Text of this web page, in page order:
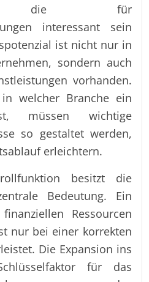
die für
interessant sein
ist nicht nur in
sondern auch
vorhanden.
welcher Branche ein
müssen wichtige
so gestaltet werden,
erleichtern.
besitzt die
Bedeutung. Ein
Ressourcen
nur bei einer korrekten
Die Expansion ins
für das